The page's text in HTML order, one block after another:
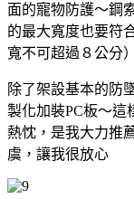
面的寵物防護～鋼
的最大寬度也要符
寬不可超過８公分
除了架設基本的防
製化加裝PC板～這
熱忱，是我大力推
虞，讓我很放心